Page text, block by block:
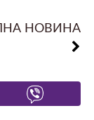
НОВИНА
Поділитися